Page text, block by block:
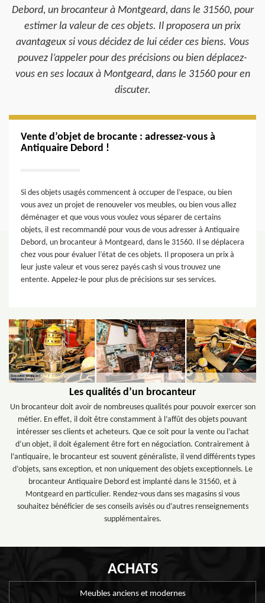
Debord, un brocanteur à Montgeard, dans le 31560, pour
estimer la valeur de ces objets. Il proposera un prix
avantageux si vous décidez de lui céder ces biens. Vous
pouvez l’appeler pour des précisions ou bien déplacez-
vous en ses locaux à Montgeard, dans le 31560 pour en
discuter.
Vente d’objet de brocante : adressez-vous à
Antiquaire Debord !
Si des objets usagés commencent à occuper de l’espace, ou bien
vous avez un projet de renouveler vos meubles, ou bien vous allez
déménager et que vous vous voulez vous séparer de certains
objets, il est recommandé pour vous de vous adresser à Antiquaire
Debord, un brocanteur à Montgeard, dans le 31560. Il se déplacera
chez vous pour évaluer l’état de ces objets. Il proposera un prix à
leur juste valeur et vous serez payés cash si vous trouvez une
entente. Appelez-le pour plus de précisions sur ses services.
Les qualités d’un brocanteur
Un brocanteur doit avoir de nombreuses qualités pour pouvoir exercer son
métier. En effet, il doit être constamment à l’affût des objets pouvant
intéresser ses clients et acheteurs. Que ce soit pour la vente ou l’achat
d’un objet, il doit également être fort en négociation. Contrairement à
l’antiquaire, le brocanteur est souvent généraliste, il vend différents types
d’objets, sans exception, et non uniquement des objets exceptionnels. Le
brocanteur Antiquaire Debord est implanté dans le 31560, et à
Montgeard en particulier. Rendez-vous dans ses magasins si vous
souhaitez bénéficier de ses conseils avisés ou d’autres renseignements
supplémentaires.
ACHATS
Meubles anciens et modernes